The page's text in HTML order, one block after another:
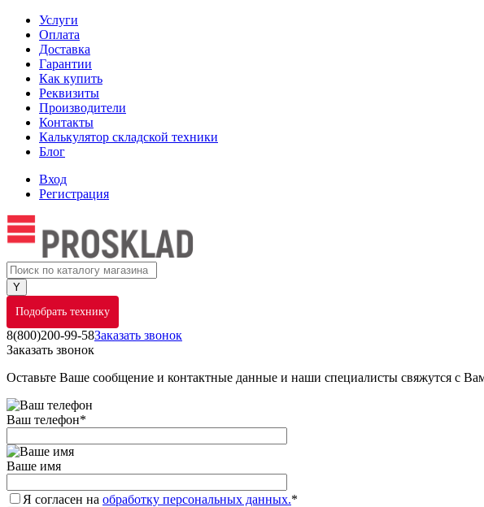
Услуги
Оплата
Доставка
Гарантии
Как купить
Реквизиты
Производители
Контакты
Калькулятор складской техники
Блог
Вход
Регистрация
Подобрать технику
8(800)200-99-58Заказать звонок
Заказать звонок
Оставьте Ваше сообщение и контактные данные и наши специалисты свяжутся с
Ваш телефон*
Ваше имя
Я согласен на обработку персональных данных.*